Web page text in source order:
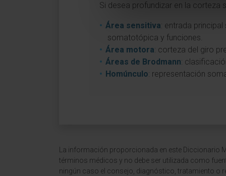
Si desea profundizar en la corteza
Área sensitiva: entrada
somatotópica y funciones.
Área motora: corteza del giro
Áreas de Brodmann:
Homúnculo: representación
La información proporcionada en este Diccionario
términos médicos y no debe ser utilizada como
ningún caso el consejo, diagnóstico, tratamiento o